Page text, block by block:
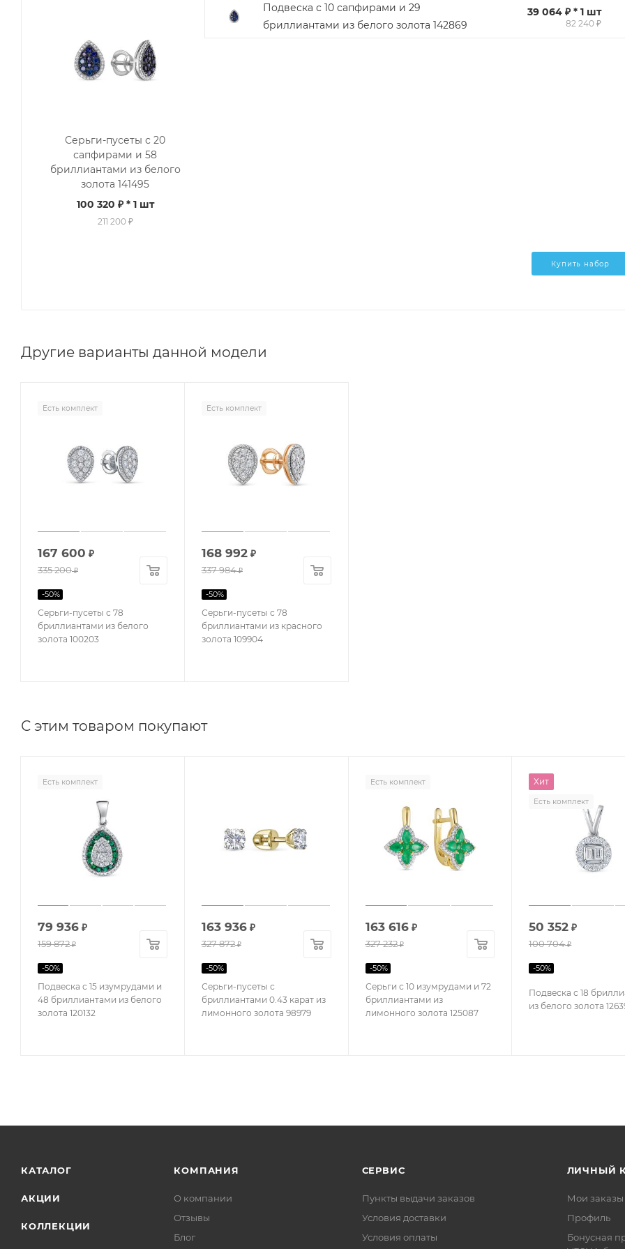
Серьги-пусеты с 20
сапфирами и 58
бриллиантами из белого
золота 141495
100 320 ₽* 1 шт
211 200 ₽
Подвеска с 10 сапфирами и 29
бриллиантами из белого золота 142869
39 064 ₽ * 1 шт
82 240 ₽
Купить набор
Другие варианты данной модели
Есть комплект
Серьги-пусеты с 78
бриллиантами из белого
золота 100203
167 600 ₽
335 200₽
-50%
Есть комплект
Серьги-пусеты с 78
бриллиантами из красного
золота 109904
168 992₽
337 984₽
-50%
С этим товаром покупают
Есть комплект
Подвеска с 15 изумрудами и
48 бриллиантами из белого
золота 120132
79 936 ₽
159 872₽
-50%
Серьги-пусеты с
бриллиантами 0.43 карат из
лимонного золота 98979
163 936₽
327 872₽
-50%
Есть комплект
Серьги с 10 изумрудами и 72
бриллиантами из
лимонного золота 125087
163 616₽
327 232₽
-50%
Хит
Есть комплект
Подвеска с 18
из белого золота
50 352 ₽
100 704₽
-50%
КАТАЛОГ
АКЦИИ
КОЛЛЕКЦИИ
КОМПАНИЯ
О компании
Отзывы
Блог
СЕРВИС
Пункты выдачи заказов
Условия доставки
Условия оплаты
ЛИЧНЫЙ
Мои заказы
Профиль
Бонусная